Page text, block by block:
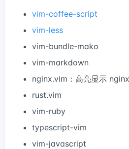
vim-coffee-script
vim-less
vim-bundle-mako
vim-markdown
nginx.vim：高亮显示
rust.vim
vim-ruby
typescript-vim
vim-javascript